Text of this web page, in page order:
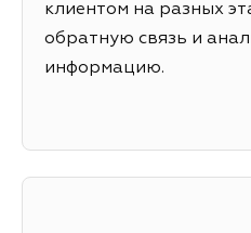
клиентом на разных
обратную связь и
информацию.